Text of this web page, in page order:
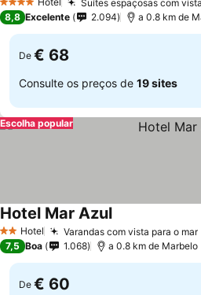
4 Estrelas Suítes espaçosas com
8,8 Excelente 2.094 a 0.8 km de
De € 68
Consulte os preços de 19 sites
Escolha popular
2 Estrelas
Hotel Varandas com vista para o mar
Hotel Mar Azul
7,5 Boa 1.068 a 0.8 km de Marbelo
De € 60